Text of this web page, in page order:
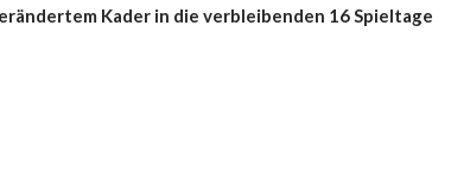
Kader in die verbleibenden 16 Spieltage